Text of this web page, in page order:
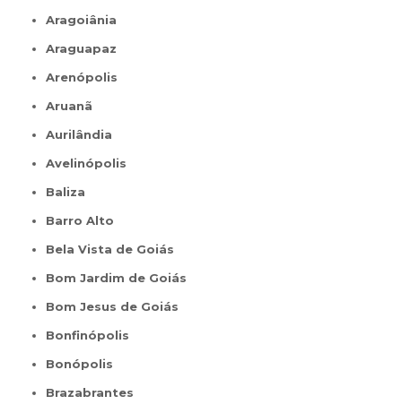
Aragoiânia
Araguapaz
Arenópolis
Aruanã
Aurilândia
Avelinópolis
Baliza
Barro Alto
Bela Vista de Goiás
Bom Jardim de Goiás
Bom Jesus de Goiás
Bonfinópolis
Bonópolis
Brazabrantes